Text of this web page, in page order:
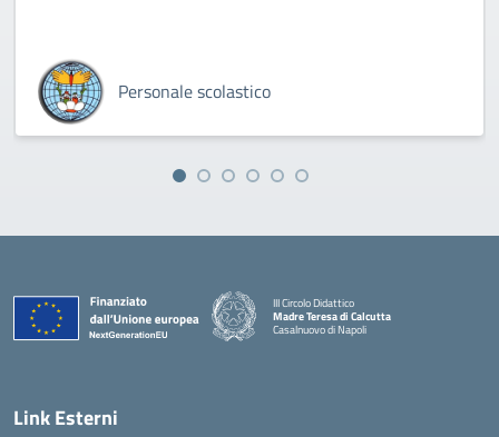
Personale scolastico
III Circolo Didattico
Madre Teresa di Calcutta
Casalnuovo di Napoli
— Visita la pagina iniziale della scuola
Link Esterni